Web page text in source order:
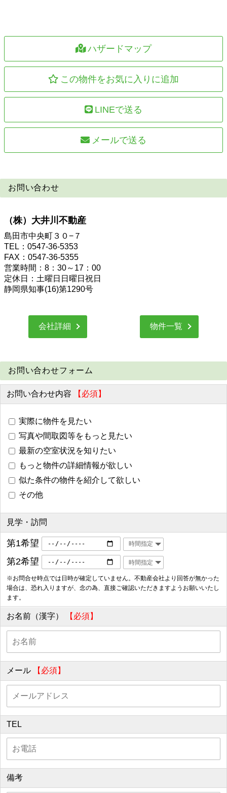
ハザードマップ
この物件をお気に入りに追加
LINEで送る
メールで送る
お問い合わせ
（株）大井川不動産
島田市中央町３０−７
TEL：0547-36-5353
FAX：0547-36-5355
営業時間：8：30～17：00
定休日：土曜日日曜日祝日
静岡県知事(16)第1290号
会社詳細 物件一覧
お問い合わせフォーム
お問い合わせ内容 【必須】
実際に物件を見たい
写真や間取図等をもっと見たい
最新の空室状況を知りたい
もっと物件の詳細情報が欲しい
似た条件の物件を紹介して欲しい
その他
見学・訪問
第1希望
第2希望
※お問合せ時点では日時が確定していません。不動産会社より回答が無かった
場合は、恐れ入りますが、念の為、直接ご確認いただきますようお願いいたし
ます。
お名前（漢字） 【必須】
メール 【必須】
TEL
備考